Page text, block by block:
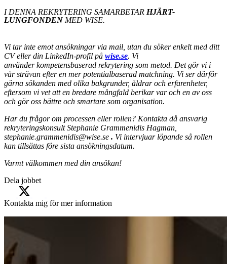
I DENNA REKRYTERING SAMARBETAR HJÄRT-
LUNGFONDEN MED WISE.
Vi tar inte emot ansökningar via mail, utan du söker enkelt med ditt
CV eller din LinkedIn-profil på wise.se. Vi
använder kompetensbaserad rekrytering som metod. Det gör vi i
vår strävan efter en mer potentialbaserad matchning. Vi ser därför
gärna sökanden med olika bakgrunder, åldrar och erfarenheter,
eftersom vi vet att en bredare mångfald berikar var och en av oss
och gör oss bättre och smartare som organisation.
Har du frågor om processen eller rollen? Kontakta då ansvarig
rekryteringskonsult Stephanie Grammenidis Hagman,
stephanie.grammenidis@wise.se . Vi intervjuar löpande så rollen
kan tillsättas före sista ansökningsdatum.
Varmt välkommen med din ansökan!
Dela jobbet
Kontakta mig för mer information